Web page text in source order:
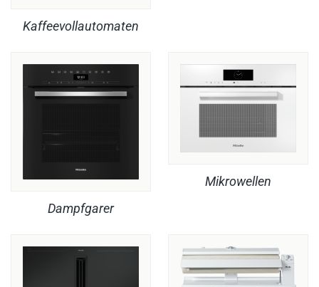
Kaffeevollautomaten
Dampfgarer
Mikrowellen